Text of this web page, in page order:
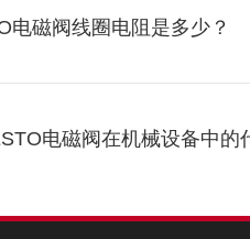
电磁阀线圈电阻是多少？
电磁阀在机械设备中的